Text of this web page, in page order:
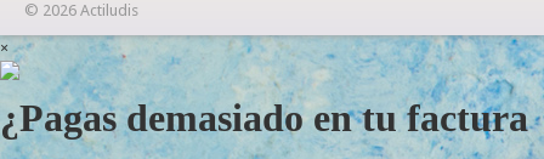
© 2026 Actiludis
×
¿Pagas demasiado en tu factura